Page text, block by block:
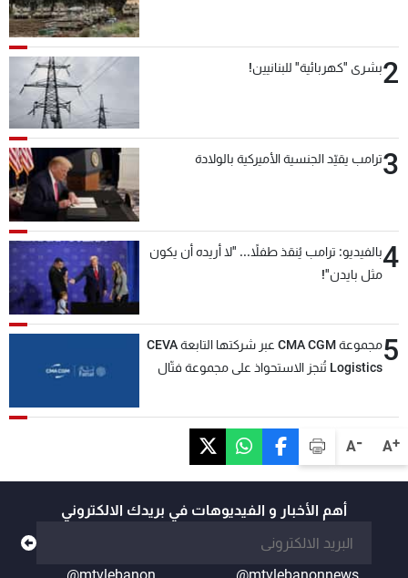
A+
A-
2بشرى "كهربائية" للبنانيين!
3ترامب يقيّد الجنسية الأميركية بالولادة
4بالفيديو: ترامب يُنقذ طفلاً... "لا أريده أن يكون
مثل بايدن"!
5
مجموعة CMA CGM عبر شركتها التابعة CEVA
Logistics تُنجز الاستحواذ على مجموعة فتّال
أهم الأخبار و الفيديوهات في بريدك الالكتروني
@mtvlebanonnews
@mtvlebanon